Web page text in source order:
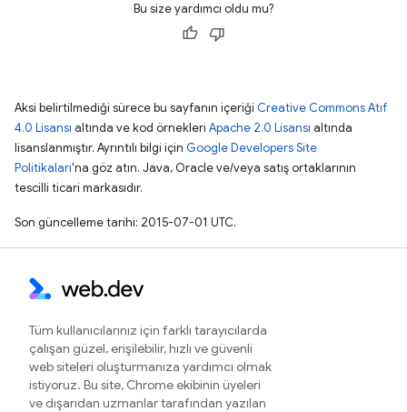
Bu size yardımcı oldu mu?
Aksi belirtilmediği sürece bu sayfanın içeriği Creative Commons Atıf
4.0 Lisansı altında ve kod örnekleri Apache 2.0 Lisansı altında
lisanslanmıştır. Ayrıntılı bilgi için Google Developers Site
Politikaları'na göz atın. Java, Oracle ve/veya satış ortaklarının
tescilli ticari markasıdır.
Son güncelleme tarihi: 2015-07-01 UTC.
Tüm kullanıcılarınız için farklı tarayıcılarda
çalışan güzel, erişilebilir, hızlı ve güvenli
web siteleri oluşturmanıza yardımcı olmak
istiyoruz. Bu site, Chrome ekibinin üyeleri
ve dışarıdan uzmanlar tarafından yazılan